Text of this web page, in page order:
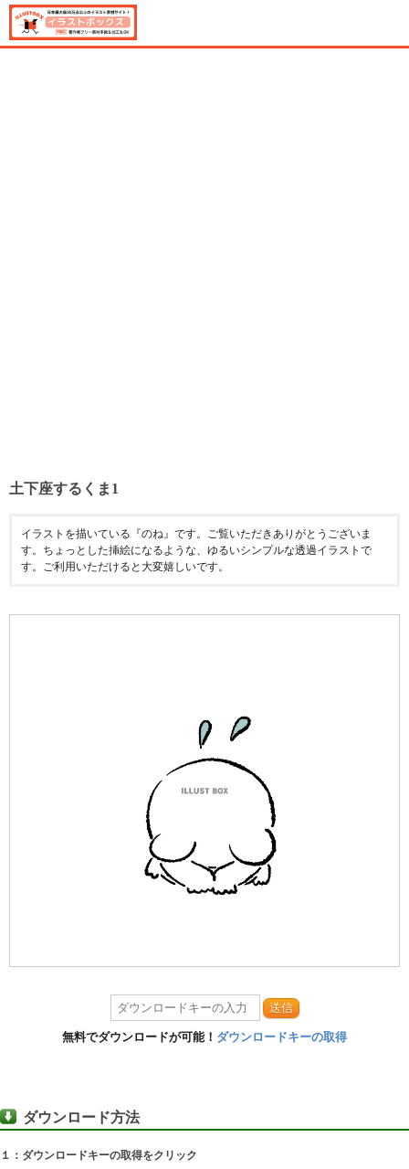
土下座するくま1
イラストを描いている『のね』です。ご覧いただきありがとうございま
す。ちょっとした挿絵になるような、ゆるいシンプルな透過イラストで
す。ご利用いただけると大変嬉しいです。
送信
無料でダウンロードが可能！ ダウンロードキーの取得
ダウンロード方法
１：ダウンロードキーの取得をクリック